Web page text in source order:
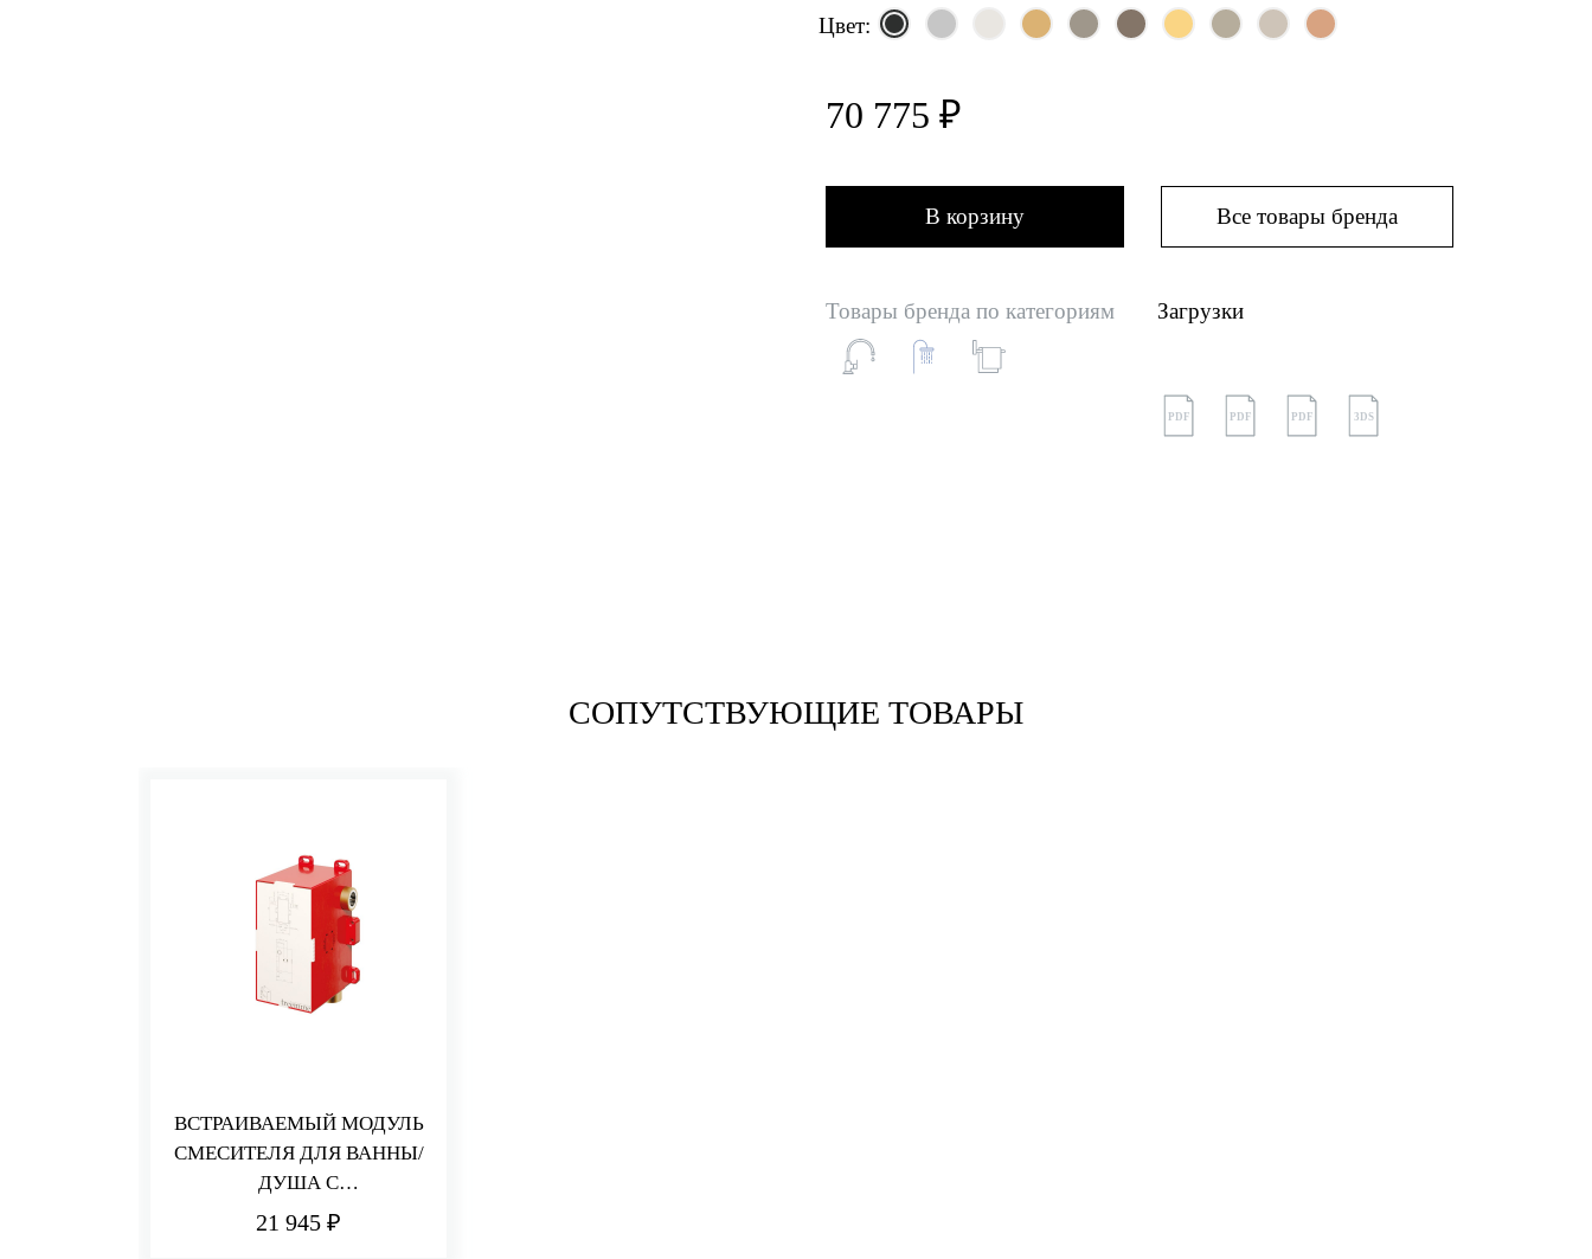
Цвет:
70 775 ₽
В корзину Все товары бренда
Товары бренда по категориям Загрузки
PDF PDF PDF 3DS
СОПУТСТВУЮЩИЕ ТОВАРЫ
ВСТРАИВАЕМЫЙ МОДУЛЬ
СМЕСИТЕЛЯ ДЛЯ ВАННЫ/
ДУША С
ПЕРЕКЛЮЧАТЕЛЕМ
21 945 ₽